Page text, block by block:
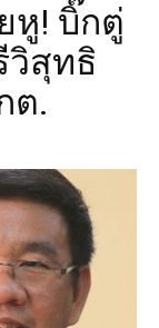
หู! บิ๊กตู่
วิสุทธิ
ต.